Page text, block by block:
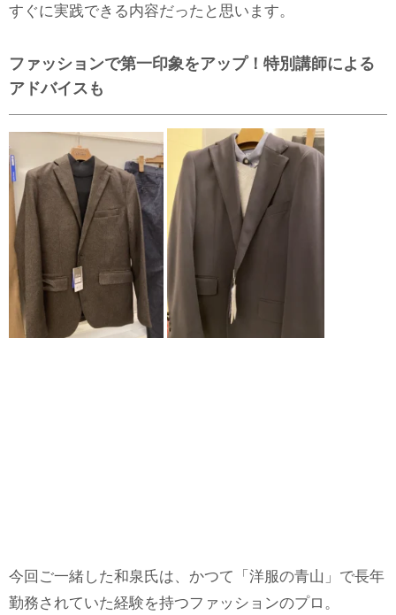
すぐに実践できる内容だったと思います。
ファッションで第一印象をアップ！特別講師による
アドバイスも
今回ご一緒した和泉氏は、かつて「洋服の青山」で長年
勤務されていた経験を持つファッションのプロ。